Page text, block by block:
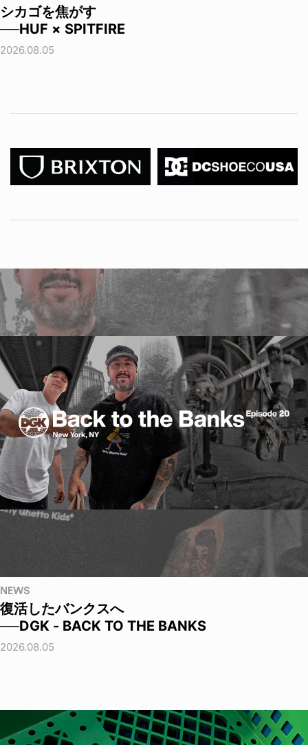
シカゴを焦がす
──HUF × SPITFIRE
2026.08.05
NEWS
復活したバンクスへ
──DGK - BACK TO THE BANKS
2026.08.05